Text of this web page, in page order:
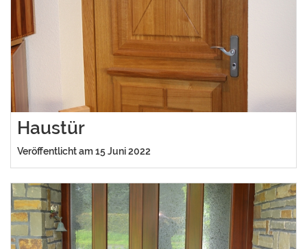
Haustür
Veröffentlicht am 15 Juni 2022